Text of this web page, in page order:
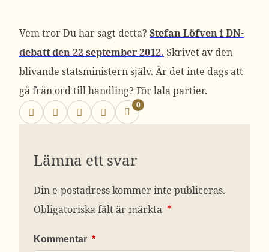
Vem tror Du har sagt detta? Stefan Löfven i DN-
debatt den 22 september 2012. Skrivet av den
blivande statsministern själv. Är det inte dags att
gå från ord till handling? För lala partier.
0
Lämna ett svar
Din e-postadress kommer inte publiceras.
Obligatoriska fält är märkta *
Kommentar *